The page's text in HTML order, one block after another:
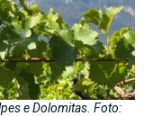
e Dolomitas. Foto: